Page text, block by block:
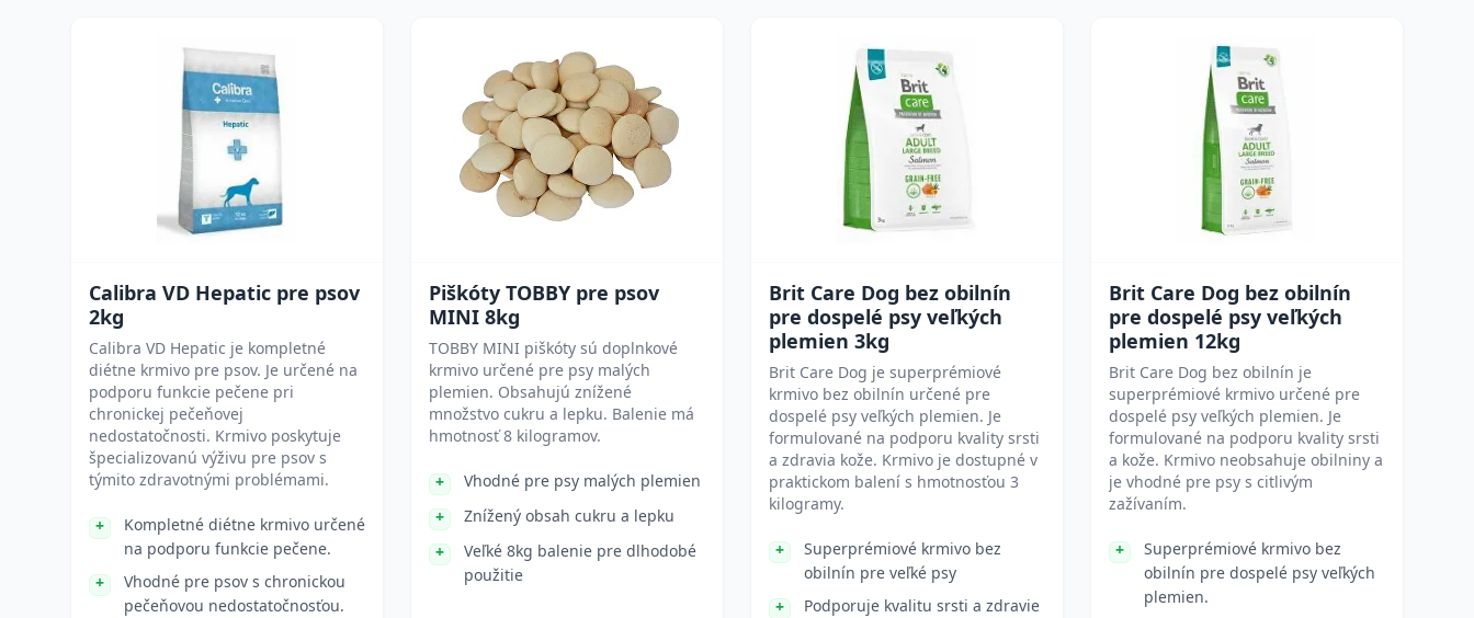
Calibra VD Hepatic pre psov
2kg
Calibra VD Hepatic je kompletné
diétne krmivo pre psov. Je určené na
podporu funkcie pečene pri
chronickej pečeňovej
nedostatočnosti. Krmivo poskytuje
špecializovanú výživu pre psov s
týmito zdravotnými problémami.
Kompletné diétne krmivo určené
na podporu funkcie pečene.
Vhodné pre psov s chronickou
pečeňovou nedostatočnosťou.
Piškóty TOBBY pre psov
MINI 8kg
TOBBY MINI piškóty sú doplnkové
krmivo určené pre psy malých
plemien. Obsahujú znížené
množstvo cukru a lepku. Balenie má
hmotnosť 8 kilogramov.
Vhodné pre psy malých plemien
Znížený obsah cukru a lepku
Veľké 8kg balenie pre dlhodobé
použitie
Brit Care Dog bez obilnín
pre dospelé psy veľkých
plemien 3kg
Brit Care Dog je superprémiové
krmivo bez obilnín určené pre
dospelé psy veľkých plemien. Je
formulované na podporu kvality srsti
a zdravia kože. Krmivo je dostupné v
praktickom balení s hmotnosťou 3
kilogramy.
Superprémiové krmivo bez
obilnín pre veľké psy
Podporuje kvalitu srsti a zdravie
Brit Care Dog bez obilnín
pre dospelé psy veľkých
plemien 12kg
Brit Care Dog bez obilnín je
superprémiové krmivo určené pre
dospelé psy veľkých plemien. Je
formulované na podporu kvality srsti
a kože. Krmivo neobsahuje obilniny a
je vhodné pre psy s citlivým
zažívaním.
Superprémiové krmivo bez
obilnín pre dospelé psy veľkých
plemien.